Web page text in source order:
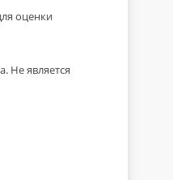
оценки
Не является